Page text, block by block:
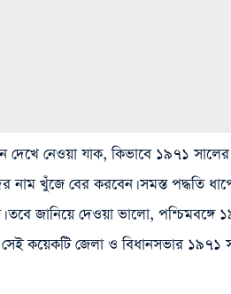
দেখে নেওয়া যাক, কিভাবে ১৯৭১
নাম খুঁজে বের করবেন। সমস্ত পদ্ধতি
তবে জানিয়ে দেওয়া ভালো,
কয়েকটি জেলা ও বিধানসভার ১৯৭১